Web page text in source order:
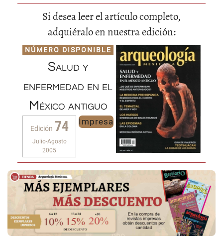
Si desea leer el artículo completo,
adquiéralo en nuestra edición:
NÚMERO DISPONIBLE
Salud y
enfermedad en el
México antiguo
Edición 74
Julio-Agosto
2005
Impresa